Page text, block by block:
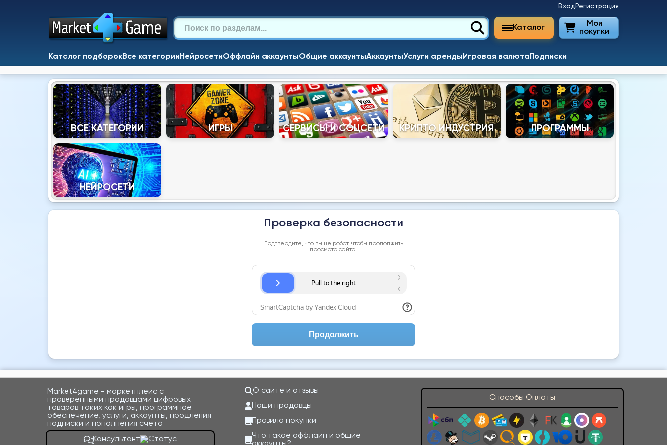
Каталог
Мои
покупки
Вход Регистрация
Каталог подборокВсе категории НейросетиОффлайн аккаунтыОбщие аккаунтыАккаунтыУслуги арендыИгровая валюта Подписки
ВСЕ КАТЕГОРИИ ИГРЫ СЕРВИСЫ И СОЦСЕТИ КРИПТО ИНДУСТРИЯ ПРОГРАММЫ
НЕЙРОСЕТИ
Проверка безопасности
Подтвердите, что вы не робот, чтобы продолжить
просмотр сайта.
Продолжить
Market4game - маркетплейс с
проверенными продавцами цифровых
товаров таких как игры, программное
обеспечение, услуги, аккаунты, продления
подписки и пополнения счета
Консультант
О сайте и отзывы
Наши продавцы
Правила покупки
Что такое оффлайн и общие
Способы Оплаты